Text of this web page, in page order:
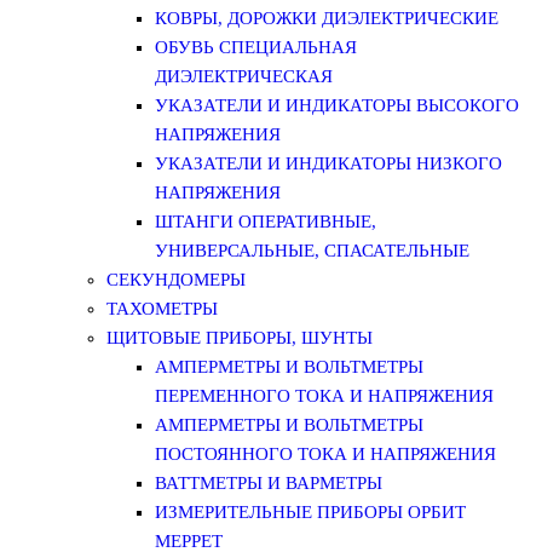
КОВРЫ, ДОРОЖКИ ДИЭЛЕКТРИЧЕСКИЕ
ОБУВЬ СПЕЦИАЛЬНАЯ
ДИЭЛЕКТРИЧЕСКАЯ
УКАЗАТЕЛИ И ИНДИКАТОРЫ ВЫСОКОГО
НАПРЯЖЕНИЯ
УКАЗАТЕЛИ И ИНДИКАТОРЫ НИЗКОГО
НАПРЯЖЕНИЯ
ШТАНГИ ОПЕРАТИВНЫЕ,
УНИВЕРСАЛЬНЫЕ, СПАСАТЕЛЬНЫЕ
СЕКУНДОМЕРЫ
ТАХОМЕТРЫ
ЩИТОВЫЕ ПРИБОРЫ, ШУНТЫ
АМПЕРМЕТРЫ И ВОЛЬТМЕТРЫ
ПЕРЕМЕННОГО ТОКА И НАПРЯЖЕНИЯ
АМПЕРМЕТРЫ И ВОЛЬТМЕТРЫ
ПОСТОЯННОГО ТОКА И НАПРЯЖЕНИЯ
ВАТТМЕТРЫ И ВАРМЕТРЫ
ИЗМЕРИТЕЛЬНЫЕ ПРИБОРЫ ОРБИТ
МЕРРЕТ